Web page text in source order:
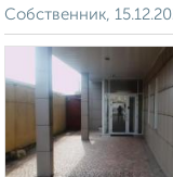
Собственник,